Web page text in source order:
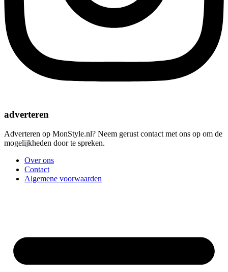
adverteren
Adverteren op MonStyle.nl? Neem gerust contact met ons op om de
mogelijkheden door te spreken.
Over ons
Contact
Algemene voorwaarden